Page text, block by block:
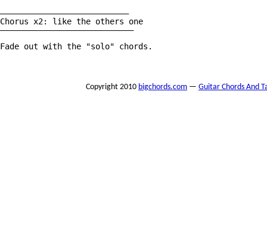
———————————————————————————
Chorus x2: like the others one
————————————————————————————
Fade out with the "solo" chords.
Copyright 2010 bigchords.com — Guitar Chords And